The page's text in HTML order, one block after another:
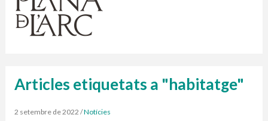
Articles etiquetats a "habitatge"
2 setembre de 2022 /Notícies